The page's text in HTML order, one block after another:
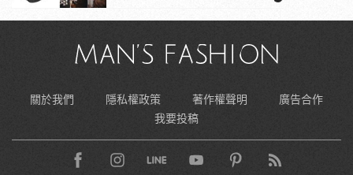
關於我們 隱私權政策 著作權聲明
廣告合作
我要投稿